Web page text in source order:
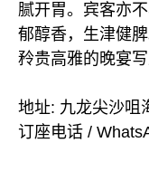
腻开胃。宾客亦
郁醇香，生津健
矝贵高雅的晚宴写
地址: 九龙尖沙咀
订座电话 /